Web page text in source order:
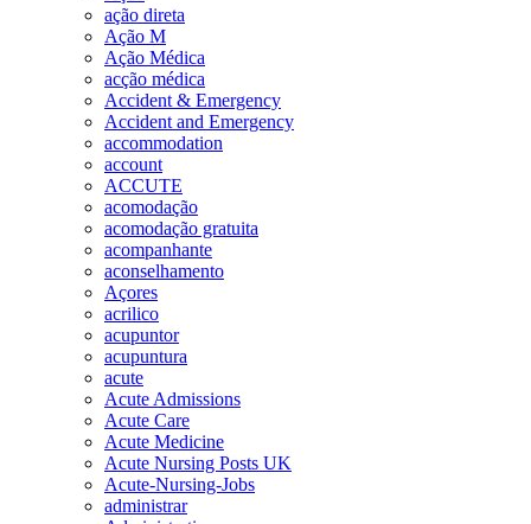
ação direta
Ação M
Ação Médica
acção médica
Accident & Emergency
Accident and Emergency
accommodation
account
ACCUTE
acomodação
acomodação gratuita
acompanhante
aconselhamento
Açores
acrilico
acupuntor
acupuntura
acute
Acute Admissions
Acute Care
Acute Medicine
Acute Nursing Posts UK
Acute-Nursing-Jobs
administrar